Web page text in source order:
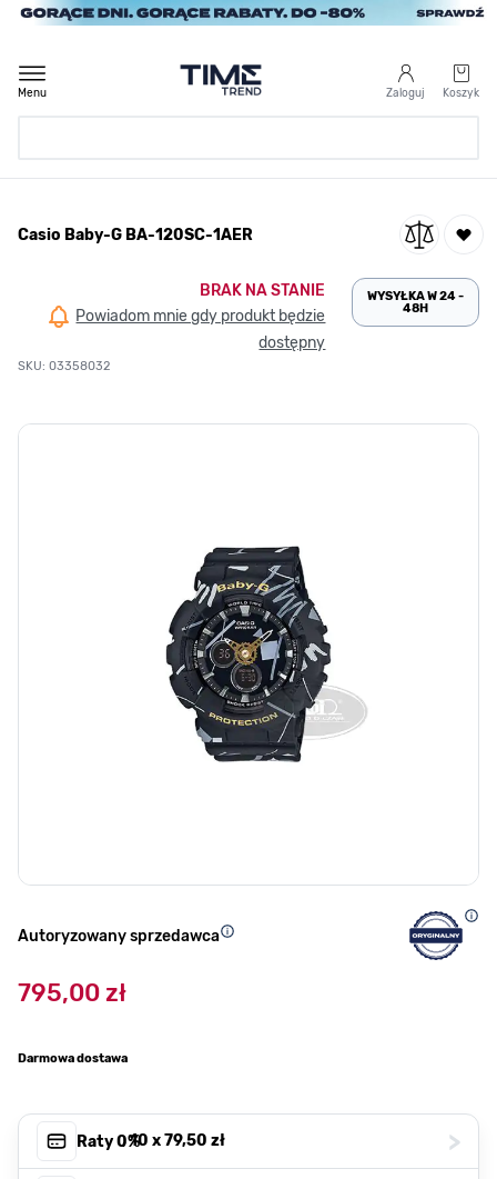
Przejdź do treści
Zaloguj Koszyk
Menu
/ Casio Baby-G BA-120SC-1AER
Casio Baby-G BA-120SC-1AER
BRAK NA STANIE
Powiadom mnie gdy produkt będzie
dostępny
SKU: 03358032
WYSYŁKA W 24 -
48H
Autoryzowany sprzedawca
795,00 zł
Darmowa dostawa
Raty 0%, 10 x79,50 zł >